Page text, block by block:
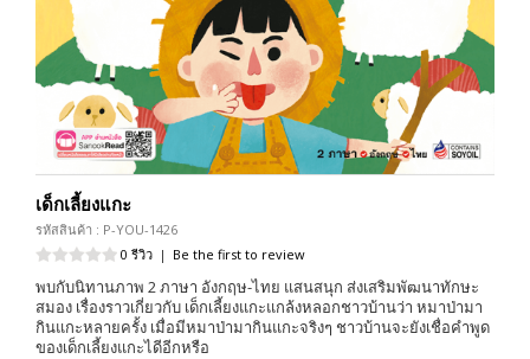
เด็กเลี้ยงแกะ
รหัสสินค้า : P-YOU-1426
0 รีวิว | Be the first to review
พบกับนิทานภาพ 2 ภาษา อังกฤษ-ไทย แสนสนุก ส่งเสริมพัฒนาทักษะ
สมอง เรื่องราวเกี่ยวกับ เด็กเลี้ยงแกะแกล้งหลอกชาวบ้านว่า หมาป่ามา
กินแกะหลายครั้ง เมื่อมีหมาป่ามากินแกะจริงๆ ชาวบ้านจะยังเชื่อคำพูด
ของเด็กเลี้ยงแกะไดีอีกหรือ